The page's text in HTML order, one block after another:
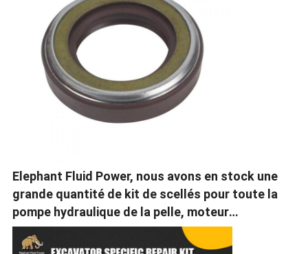
Elephant Fluid Power, nous avons en stock une
grande quantité de kit de scellés pour toute la
pompe hydraulique de la pelle, moteur
d'oscillation, moteur de voyage.